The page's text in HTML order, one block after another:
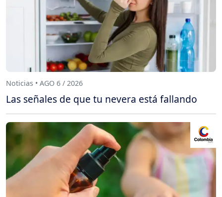
Noticias • AGO 6 / 2026
Las señales de que tu nevera está fallando